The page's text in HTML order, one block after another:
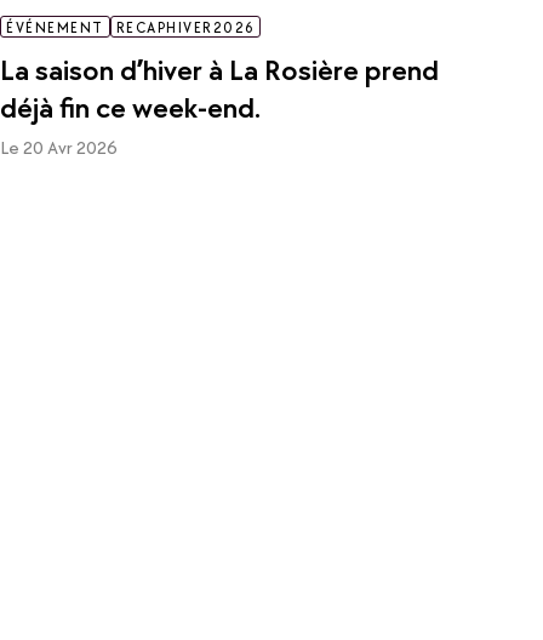
ÉVÉNEMENT RECAPHIVER2026
La saison d’hiver à La Rosière prend
déjà fin ce week-end.
Le 20 Avr 2026